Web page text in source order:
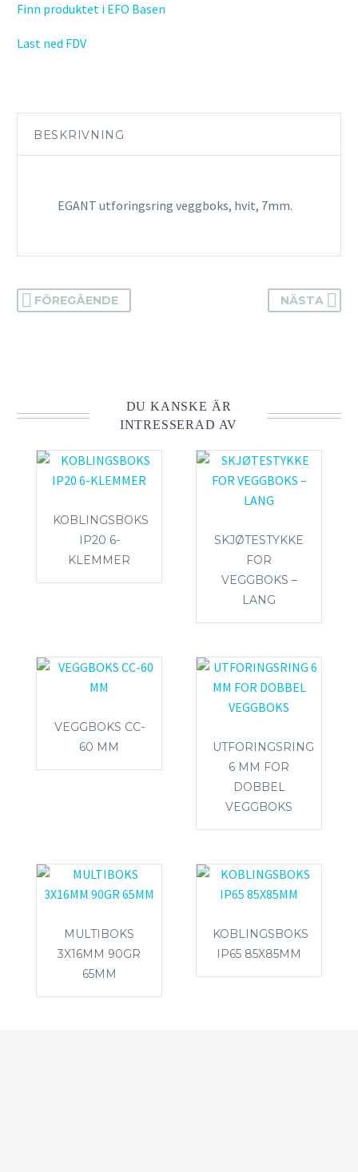
Finn produktet i EFO Basen
Last ned FDV
BESKRIVNING
EGANT utforingsring veggboks, hvit, 7mm.
FÖREGÅENDE NÄSTA
DU KANSKE ÄR
INTRESSERAD AV
KOBLINGSBOKS
IP20 6-
KLEMMER
SKJØTESTYKKE
FOR
VEGGBOKS –
LANG
VEGGBOKS CC-
60 MM
UTFORINGSRING
6 MM FOR
DOBBEL
VEGGBOKS
MULTIBOKS
3X16MM 90GR
65MM
KOBLINGSBOKS
IP65 85X85MM